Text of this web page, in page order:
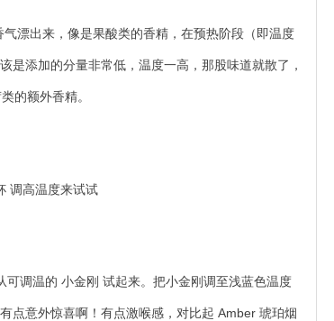
漂出来，像是果酸类的香精，在预热阶段（即温度
是添加的分量非常低，温度一高，那股味道就散了，
的额外香精。
调高温度来试试
调温的 小金刚 试起来。把小金刚调至浅蓝色温度
点意外惊喜啊！有点激喉感，对比起 Amber 琥珀烟